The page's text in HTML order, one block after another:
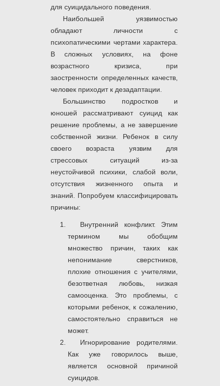
для суицидального поведения.
Наибольшей уязвимостью
обладают личности с
психопатическими чертами характера.
В сложных условиях, на фоне
возрастного кризиса, при
заостренности определенных качеств,
человек приходит к дезадаптации.
Большинство подростков и
юношей рассматривают суицид как
решение проблемы, а не завершение
собственной жизни. Ребенок в силу
своего возраста уязвим для
стрессовых ситуаций из-за
неустойчивой психики, слабой воли,
отсутствия жизненного опыта и
знаний. Попробуем классифицировать
причины:
Внутренний конфликт. Этим
термином мы обобщим
множество причин, таких как
непонимание сверстников,
плохие отношения с учителями,
безответная любовь, низкая
самооценка. Это проблемы, с
которыми ребенок, к сожалению,
самостоятельно справиться не
может.
Игнорирование родителями.
Как уже говорилось выше,
является основной причиной
суицидов.